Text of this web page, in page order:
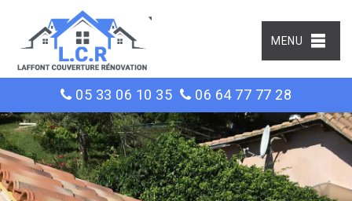
MENU
05 33 06 10 35 06 64 77 77 28